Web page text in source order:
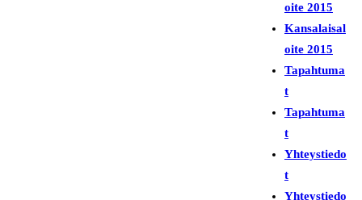
oite 2015
Kansalaisal
oite 2015
Tapahtuma
t
Tapahtuma
t
Yhteystiedo
t
Yhteystiedo